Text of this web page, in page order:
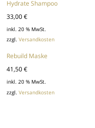
Hydrate Shampoo
33,00€
inkl. 20 % MwSt.
zzgl.Versandkosten
Rebuild Maske
41,50€
inkl. 20 % MwSt.
zzgl.Versandkosten